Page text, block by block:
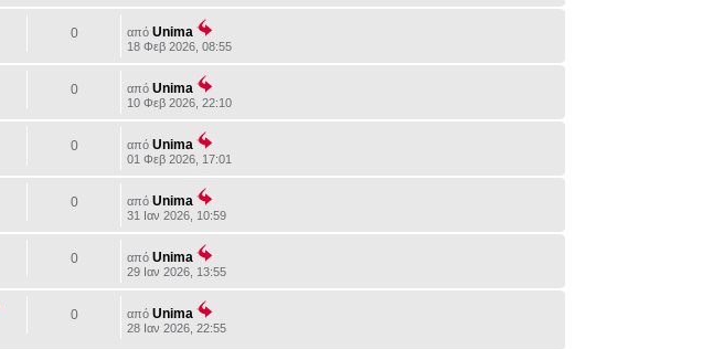
0 απόUnima
18 Φεβ 2026, 08:55
0 απόUnima
10 Φεβ 2026, 22:10
0 απόUnima
01 Φεβ 2026, 17:01
0 απόUnima
31 Ιαν 2026, 10:59
0 απόUnima
29 Ιαν 2026, 13:55
0 απόUnima
28 Ιαν 2026, 22:55